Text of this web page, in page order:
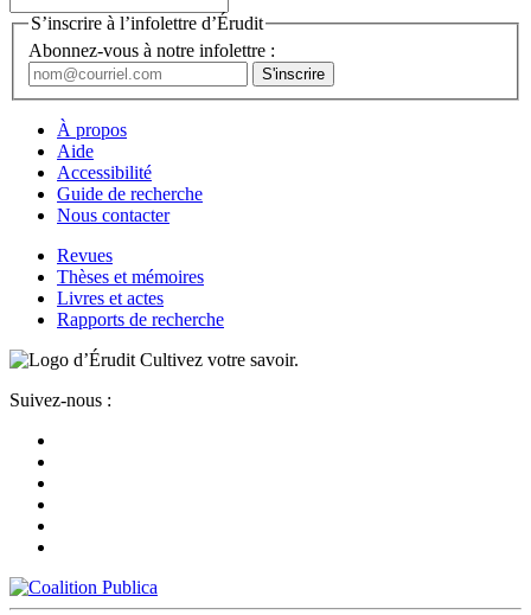
S’inscrire à l’infolettre d’Érudit
Abonnez-vous à notre infolettre :
À propos
Aide
Accessibilité
Guide de recherche
Nous contacter
Revues
Thèses et mémoires
Livres et actes
Rapports de recherche
Cultivez votre savoir.
Suivez-nous :